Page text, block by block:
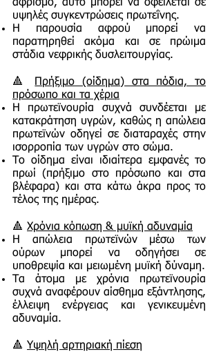
αφρισμό, αυτό μπορεί να οφείλεται σε
υψηλές συγκεντρώσεις πρωτεΐνης.
Η παρουσία αφρού μπορεί να
παρατηρηθεί ακόμα και σε πρώιμα
στάδια νεφρικής δυσλειτουργίας.
🔺
Πρήξιμο (οίδημα) στα πόδια, το
πρόσωπο και τα χέρια
Η πρωτεϊνουρία συχνά συνδέεται με
κατακράτηση υγρών, καθώς η απώλεια
πρωτεϊνών οδηγεί σε διαταραχές στην
ισορροπία των υγρών στο σώμα.
Το οίδημα είναι ιδιαίτερα εμφανές το
πρωί (πρήξιμο στο πρόσωπο και στα
βλέφαρα) και στα κάτω άκρα προς το
τέλος της ημέρας.
🔺 Χρόνια κόπωση & μυϊκή αδυναμία
Η απώλεια πρωτεϊνών μέσω των
ούρων μπορεί να οδηγήσει σε
υποθρεψία και μειωμένη μυϊκή δύναμη.
Τα άτομα με χρόνια πρωτεϊνουρία
συχνά αναφέρουν αίσθημα εξάντλησης,
έλλειψη ενέργειας και γενικευμένη
αδυναμία.
🔺 Υψηλή αρτηριακή πίεση